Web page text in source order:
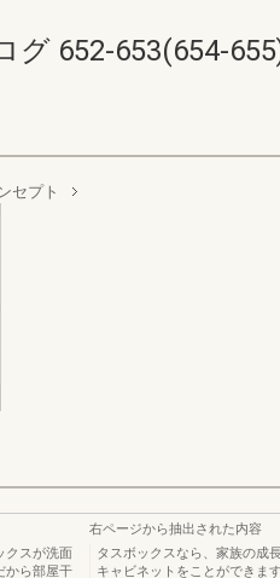
グ 652-653(654-
セプト
クスが洗面
から部屋干
右ページから抽出された内容
タスボックスなら、家族の成
キャビネットをことができま